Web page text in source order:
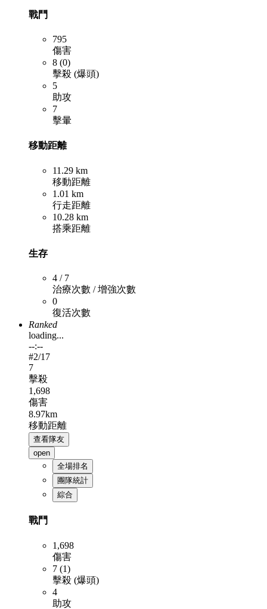
戰鬥
795
傷害
8 (0)
擊殺 (爆頭)
5
助攻
7
擊暈
移動距離
11.29 km
移動距離
1.01 km
行走距離
10.28 km
搭乘距離
生存
4 / 7
治療次數 / 增強次數
0
復活次數
Ranked
loading...
--:--
#2/17
7
擊殺
1,698
傷害
8.97km
移動距離
查看隊友
open
全場排名
團隊統計
綜合
戰鬥
1,698
傷害
7 (1)
擊殺 (爆頭)
4
助攻